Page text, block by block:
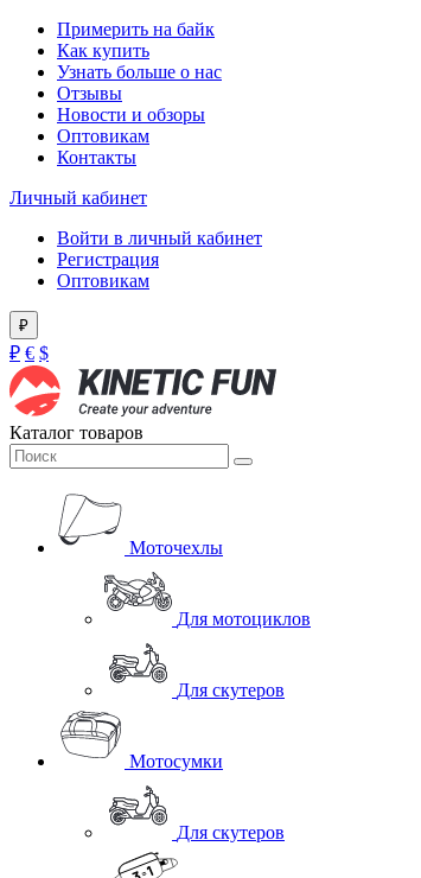
Примерить на байк
Как купить
Узнать больше о нас
Отзывы
Новости и обзоры
Оптовикам
Контакты
Личный кабинет
Войти в личный кабинет
Регистрация
Оптовикам
₽
₽ € $
Каталог товаров
Моточехлы
Для мотоциклов
Для скутеров
Мотосумки
Для скутеров